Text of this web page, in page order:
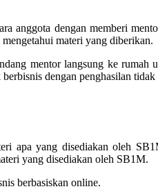
anggota dengan memberi
materi yang diberikan.
mentor langsung ke rumah
dengan penghasilan
apa yang disediakan oleh
yang disediakan oleh SB1M.
berbasiskan online.